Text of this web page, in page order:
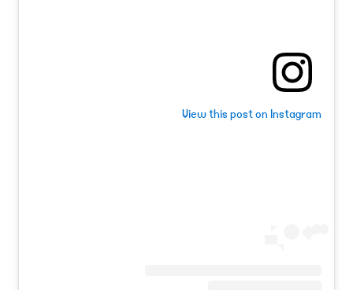
View this post on Instagram